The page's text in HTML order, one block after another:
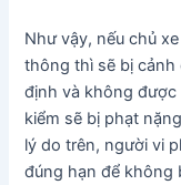
Như vậy, nếu chủ
thông thì sẽ bị cảnh
định và không được
kiểm sẽ bị phạt
lý do trên, người vi
đúng hạn để không